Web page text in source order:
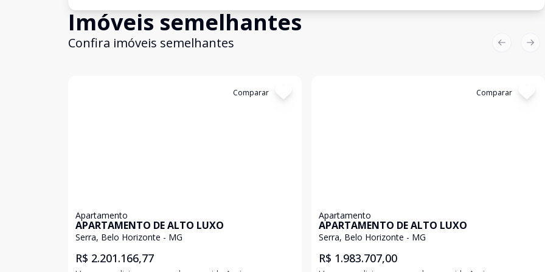
Imóveis semelhantes
Confira imóveis semelhantes
Comparar
Apartamento
APARTAMENTO DE ALTO LUXO
Serra, Belo Horizonte - MG
R$ 2.201.166,77
Comparar
Apartamento
APARTAMENTO DE ALTO LUXO
Serra, Belo Horizonte - MG
R$ 1.983.707,00
Previous